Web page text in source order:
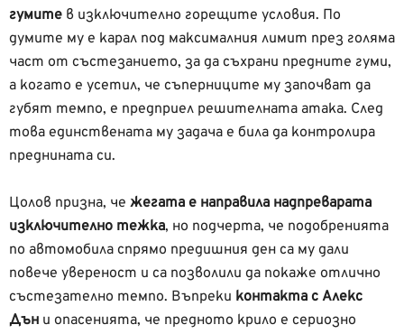
гумите в изключително горещите условия. По
думите му е карал под максималния лимит през голяма
част от състезанието, за да съхрани предните гуми,
а когато е усетил, че съперниците му започват да
губят темпо, е предприел решителната атака. След
това единствената му задача е била да контролира
преднината си.
Цолов призна, че жегата е направила надпреварата
изключително тежка, но подчерта, че подобренията
по автомобила спрямо предишния ден са му дали
повече увереност и са позволили да покаже отлично
състезателно темпо. Въпреки контакта с Алекс
Дън и опасенията, че предното крило е сериозно